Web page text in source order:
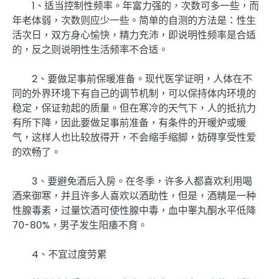
1、适当控制性频率。年富力强的，次数可多一些，而
年老体弱，次数则应少一些。简单的自测的方法是：性生
活次日，双方身心愉快，精力充沛，即说明性频率是合适
的，反之则说明性生活频率不合适。
2、要做足事前保暖准备。现代医学证明，人体在不
同的外界环境下有自己的调节机制，可以保持体内环境的
稳定，保证勃起的质量。但在寒冷的天气下，人的抵抗力
有所下降，因此要做足事前准备，有条件的开暖炉或暖
气，这样人也比较放得开，不会缩手缩脚，妨碍享受性爱
的欢畅了。
3、要避免酒后入房。在冬季，许多人都喜欢利用喝
酒来御寒，并且许多人喜欢以酒助性，但是，酒精是一种
性腺毒素，过量饮酒可使性腺中毒，血中睾丸酮水平低降
70-80%，男子发生阳痿不育。
4、不宜过度劳累